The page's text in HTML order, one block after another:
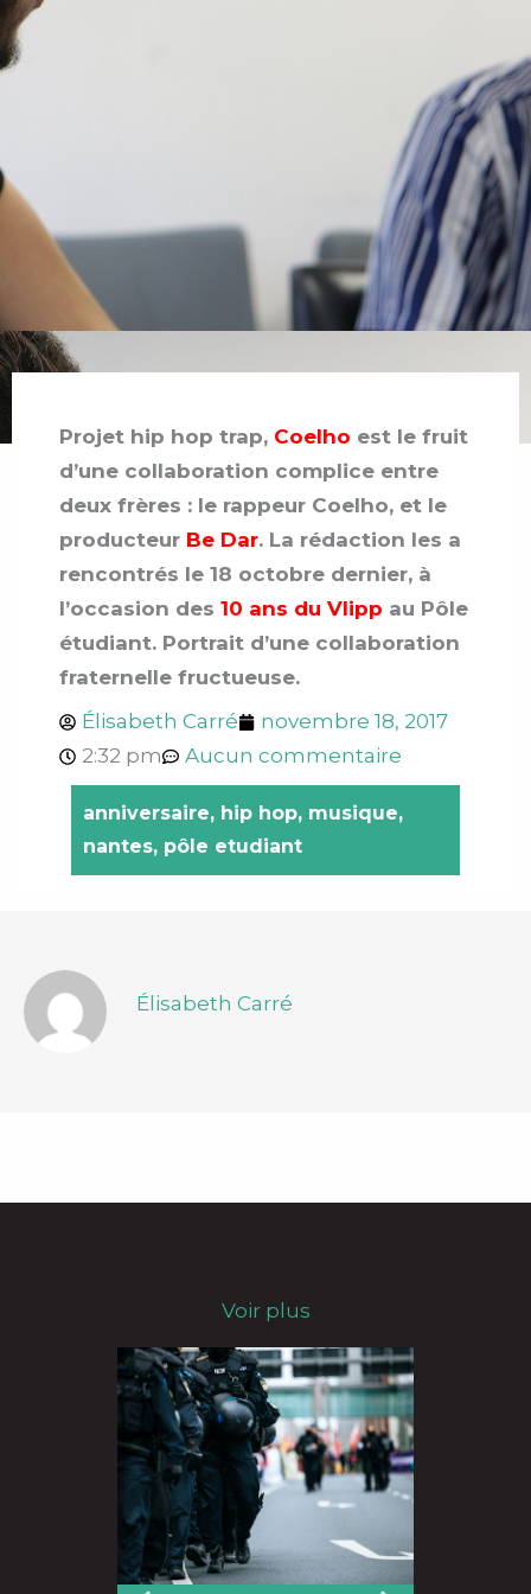
Projet hip hop trap, Coelho est le fruit
d’une collaboration complice entre
deux frères : le rappeur Coelho, et le
producteur Be Dar. La rédaction les a
rencontrés le 18 octobre dernier, à
l’occasion des 10 ans du Vlipp au Pôle
étudiant. Portrait d’une collaboration
fraternelle fructueuse.
Élisabeth Carré
novembre 18, 2017
2:32 pm
Aucun commentaire
anniversaire, hip hop, musique,
nantes, pôle etudiant
Élisabeth Carré
Voir plus